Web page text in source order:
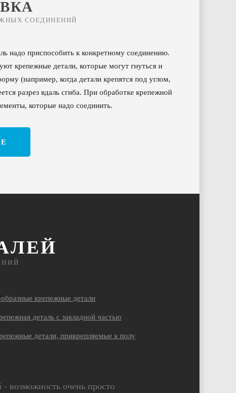
СОЕДИНЕНИЙ
надо приспособить к конкретному соединению.
крепежные детали, которые могут гнуться и
(например, когда детали крепятся под углом,
разрез вдаль сгиба. При обработке крепежной
которые надо соединить.
крепежные детали
деталь с закладной частью
детали, прикрепляемые к полу
возможность очень просто